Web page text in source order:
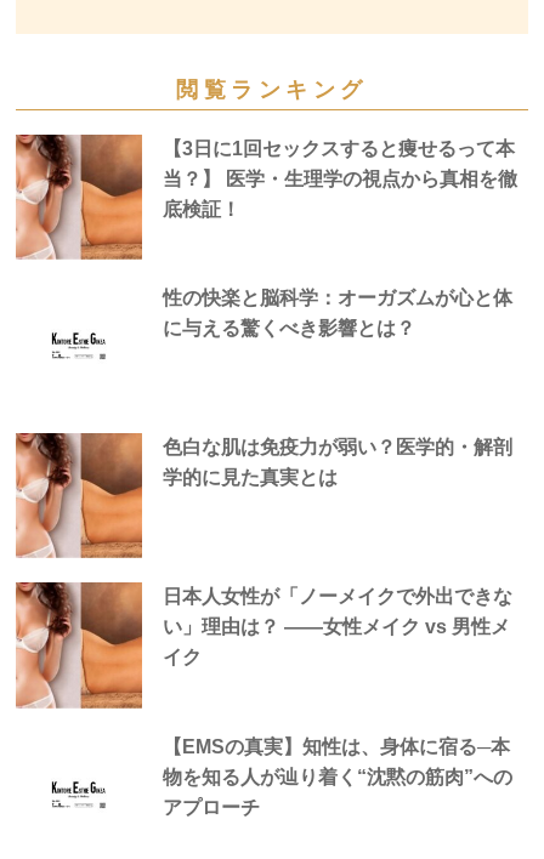
閲覧ランキング
【3日に1回セックスすると痩せるって本
当？】 医学・生理学の視点から真相を徹
底検証！
性の快楽と脳科学：オーガズムが心と体
に与える驚くべき影響とは？
色白な肌は免疫力が弱い？医学的・解剖
学的に見た真実とは
日本人女性が「ノーメイクで外出できな
い」理由は？ —―女性メイク vs 男性メ
イク
【EMSの真実】知性は、身体に宿る─本
物を知る人が辿り着く“沈黙の筋肉”への
アプローチ